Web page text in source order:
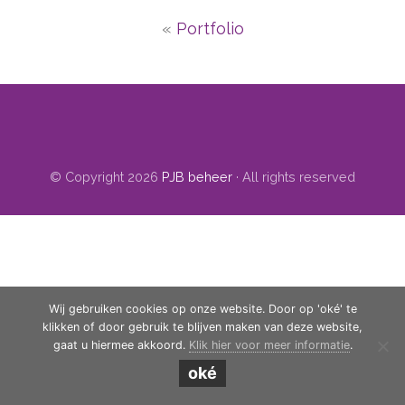
« Portfolio
© Copyright 2026 PJB beheer · All rights reserved
Wij gebruiken cookies op onze website. Door op 'oké' te
klikken of door gebruik te blijven maken van deze website,
gaat u hiermee akkoord. Klik hier voor meer informatie.
oké